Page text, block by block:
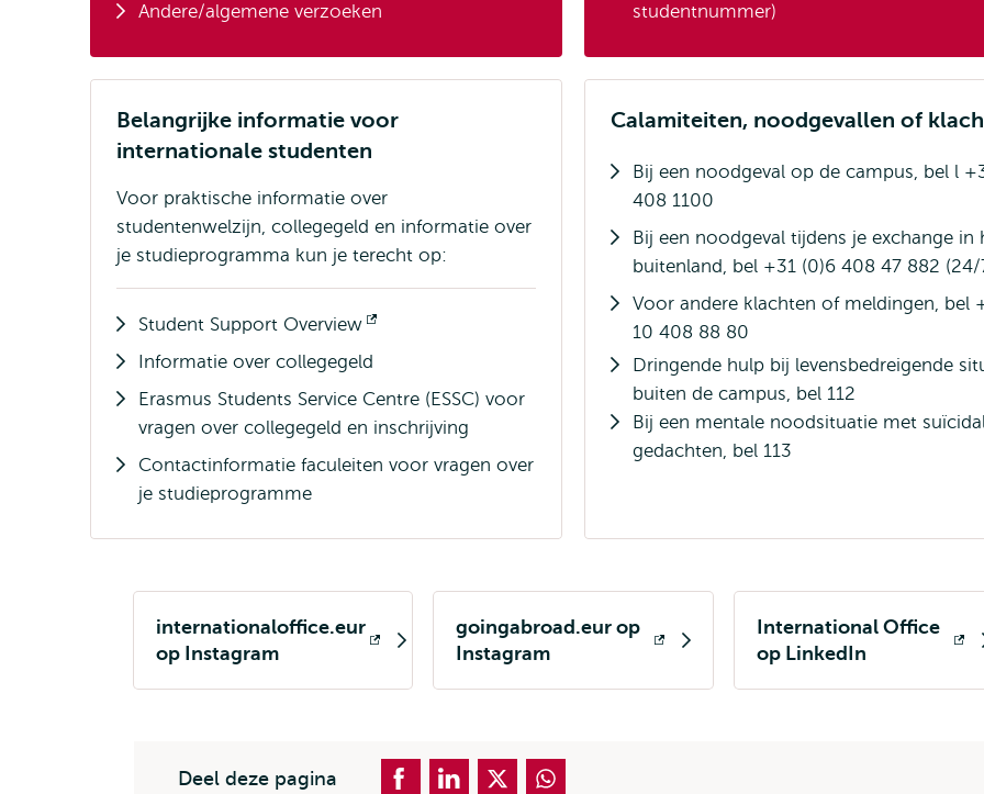
Andere/algemene verzoeken
studentnummer)
Belangrijke informatie voor
internationale studenten
Voor praktische informatie over
studentenwelzijn, collegegeld en informatie over
je studieprogramma kun je terecht op:
Student Support Overview
Opent
extern
Informatie over collegegeld
Erasmus Students Service Centre (ESSC) voor
vragen over collegegeld en inschrijving
Contactinformatie faculeiten voor vragen over
je studieprogramme
Calamiteiten, noodgevallen of
Bij een noodgeval op de campus, bel l
408 1100
Bij een noodgeval tijdens je exchange in
buitenland, bel +31 (0)6 408 47 882 (24/
Voor andere klachten of meldingen, bel
10 408 88 80
Dringende hulp bij levensbedreigende
buiten de campus, bel 112
Bij een mentale noodsituatie met
gedachten, bel 113
internationaloffice.eur
op Instagram
Opent
goingabroad.eur op
Instagram
Opent
International Office
op LinkedIn
Opent
Deel deze pagina